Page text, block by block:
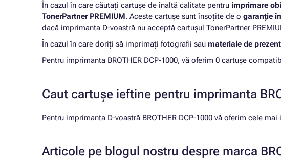
În cazul în care căutați cartușe de înaltă calitate pentru imprimare
TonerPartner PREMIUM. Aceste cartușe sunt însoțite de o garanție
dacă imprimanta D-voastră nu acceptă cartușul TonerPartner
În cazul în care doriți să imprimați fotografii sau materiale de
Pentru imprimanta BROTHER DCP-1000, vă oferim 0 cartușe
Caut cartușe ieftine pentru imprimanta
Pentru imprimanta D-voastră BROTHER DCP-1000 vă oferim cele
Articole pe blogul nostru despre marca